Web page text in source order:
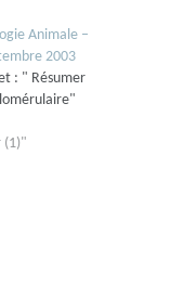
Animale –
2003
: " Résumer
(1)"